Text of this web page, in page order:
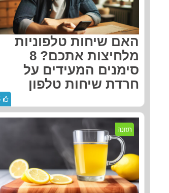
האם שיחות טלפוניות
מלחיצות אתכם? 8
סימנים המעידים על
חרדת שיחות טלפון
תזונה